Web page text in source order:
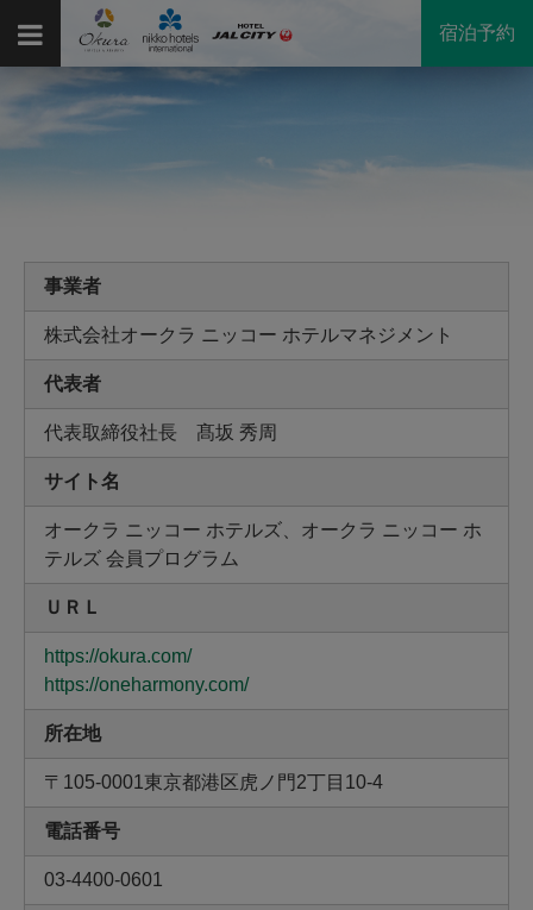
宿泊予約
事業者
株式会社オークラ ニッコー ホテルマネジメント
代表者
代表取締役社長 髙坂 秀周
サイト名
オークラ ニッコー ホテルズ、オークラ ニッコー ホ
テルズ 会員プログラム
ＵＲＬ
https://okura.com/
https://oneharmony.com/
所在地
〒105-0001東京都港区虎ノ門2丁目10-4
電話番号
03-4400-0601